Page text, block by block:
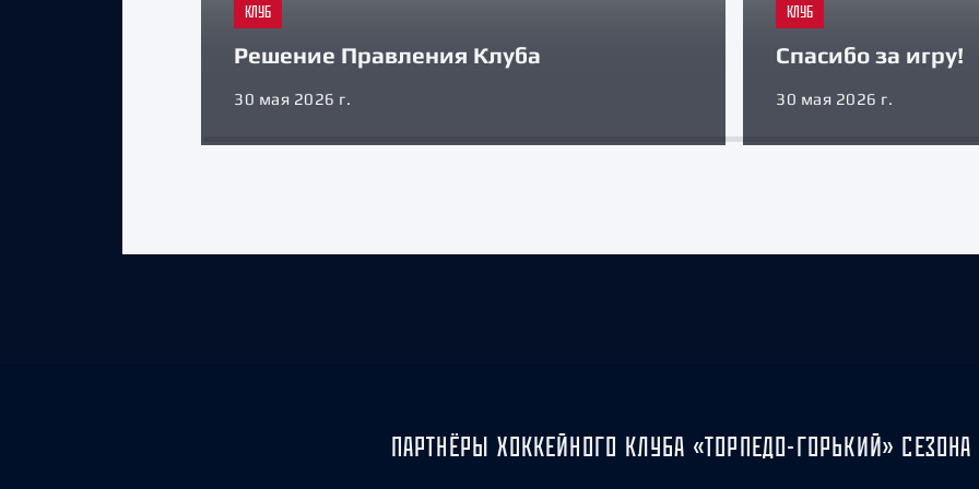
КЛУБ
Решение Правления Клуба
30 мая 2026 г.
КЛУБ
Спасибо за игру!
30 мая 2026 г.
ПАРТНЁРЫ ХОККЕЙНОГО КЛУБА «ТОРПЕДО-ГОРЬКИЙ» СЕЗОНА